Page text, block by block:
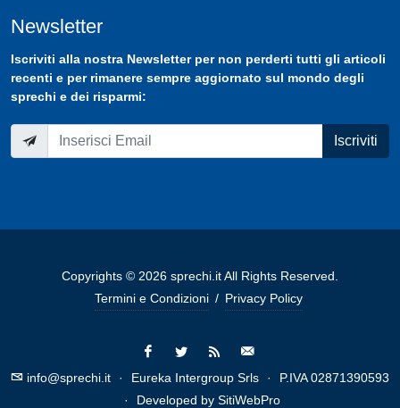
Newsletter
Iscriviti alla nostra Newsletterper non perderti tutti gli articoli
recenti e per rimanere sempre aggiornato sul mondo degli
sprechi e dei risparmi:
Iscriviti
Copyrights © 2026 sprechi.it All Rights Reserved.
Termini e Condizioni / Privacy Policy
info@sprechi.it · Eureka Intergroup Srls ·
P.IVA 02871390593
·
Developed by SitiWebPro